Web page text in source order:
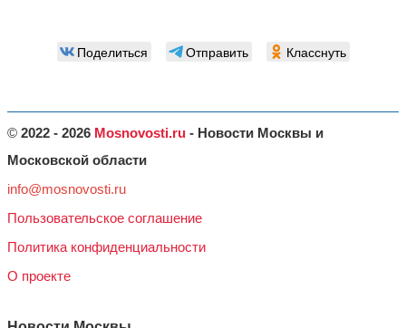
Поделиться Отправить Класснуть
© 2022 - 2026 Mosnovosti.ru - Новости Москвы и
Московской области
info@mosnovosti.ru
Пользовательское соглашение
Политика конфиденциальности
О проекте